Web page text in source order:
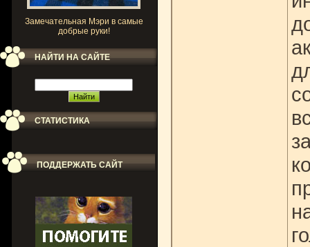
Замечательная Мэри в самые
добрые руки!
НАЙТИ НА САЙТЕ
СТАТИСТИКА
ПОДДЕРЖАТЬ САЙТ